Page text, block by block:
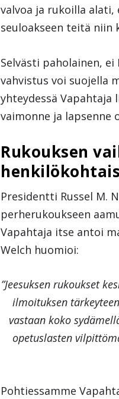
valvoa ja rukoilla
seuloakseen teitä niin
Selvästi paholainen,
vahvistus voi suojella
yhteydessä Vapahtaja
vaimonne ja lapsenne
Rukouksen
Presidentti Russel M.
perherukoukseen
Vapahtaja itse antoi
Welch huomioi:
”Jeesuksen rukoukset
ilmoituksen
vastaan koko
opetuslasten
Pohtiessamme